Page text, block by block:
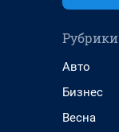
Рубрики
Авто
Бизнес
Весна